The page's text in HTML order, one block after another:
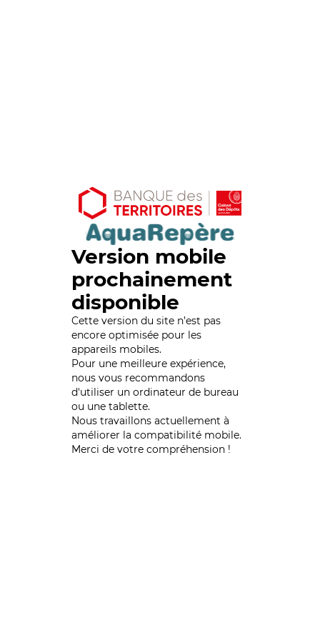
Version mobile
prochainement
disponible
Cette version du site n’est pas
encore optimisée pour les
appareils mobiles.
Pour une meilleure expérience,
nous vous recommandons
d'utiliser un ordinateur de bureau
ou une tablette.
Nous travaillons actuellement à
améliorer la compatibilité mobile.
Merci de votre compréhension !